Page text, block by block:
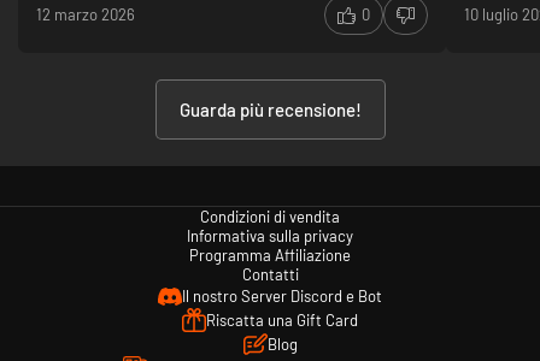
Il laboratorio di Human Fall Flat (esclusiva Steam) è un favoloso
contenuti per Human Fall Flat e di condividerli con tutto il mondo. Non ti
interessa costruire livelli, lobby e skin? Puoi esplorare e scaricare le
creazioni altrui direttamente su Steam!
Una comunità vivace
12 marzo 2026 0 10 luglio
Guarda più recensione!
Condizioni di vendita
Informativa sulla privacy
Programma Affiliazione
Contatti
Il nostro Server Discord e Bot
Riscatta una Gift Card
Blog